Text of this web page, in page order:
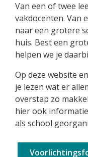
Van een of twee
vakdocenten. Van
naar een grotere
huis. Best een
helpen we je
Op deze website
je lezen wat er
overstap zo
hier ook
als school